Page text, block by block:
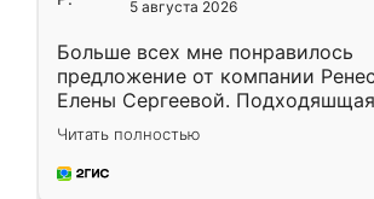
5 августа 2026
Больше всех мне понравилось
предложение от компании
Елены Сергеевой.
короткие сроки изготовления.
для замера сотрудник Владислав
предложил по моему эскизу
Читать полностью